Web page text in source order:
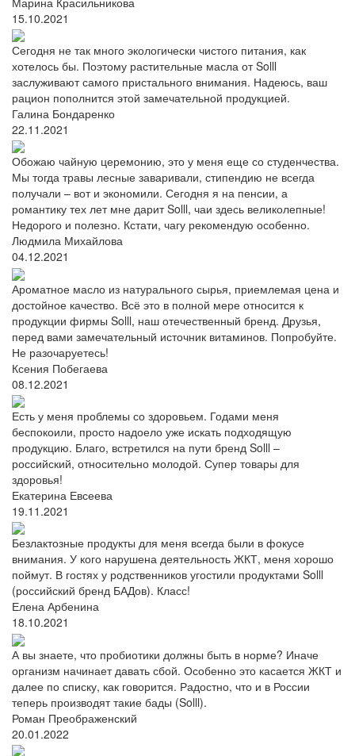
15.10.2021
Сегодня не так много экологически чистого питания, как
хотелось бы. Поэтому растительные масла от Solll
заслуживают самого пристального внимания. Надеюсь, ваш
рацион пополнится этой замечательной продукцией.
Галина Бондаренко
22.11.2021
Обожаю чайную церемонию, это у меня еще со студенчества.
Мы тогда травы лесные заваривали, стипендию не всегда
получали – вот и экономили. Сегодня я на пенсии, а
романтику тех лет мне дарит Solll, чаи здесь великолепные!
Недорого и полезно. Кстати, чагу рекомендую особенно.
Людмила Михайлова
04.12.2021
Ароматное масло из натурального сырья, приемлемая цена и
достойное качество. Всё это в полной мере относится к
продукции фирмы Solll, наш отечественный бренд. Друзья,
перед вами замечательный источник витаминов. Попробуйте.
Не разочаруетесь!
Ксения Побегаева
08.12.2021
Есть у меня проблемы со здоровьем. Годами меня
беспокоили, просто надоело уже искать подходящую
продукцию. Благо, встретился на пути бренд Solll –
российский, относительно молодой. Супер товары для
здоровья!
Екатерина Евсеева
19.11.2021
Безлактозные продукты для меня всегда были в фокусе
внимания. У кого нарушена деятельность ЖКТ, меня хорошо
поймут. В гостях у родственников угостили продуктами Solll
(российский бренд БАДов). Класс!
Елена Арбенина
18.10.2021
А вы знаете, что пробиотики должны быть в норме? Иначе
организм начинает давать сбой. Особенно это касается ЖКТ и
далее по списку, как говорится. Радостно, что и в России
теперь производят такие бады (Solll).
Роман Преображенский
20.01.2022